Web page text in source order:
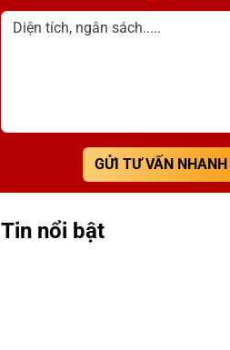
Diện tích, ngân sách.....
GỬI TƯ VẤN NHANH
Tin nổi bật